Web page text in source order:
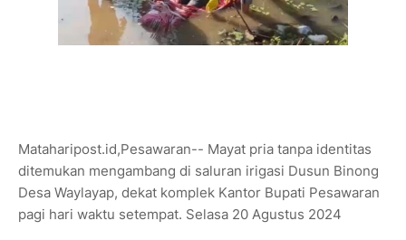
Mataharipost.id,Pesawaran-- Mayat pria tanpa identitas
ditemukan mengambang di saluran irigasi Dusun Binong
Desa Waylayap, dekat komplek Kantor Bupati Pesawaran
pagi hari waktu setempat. Selasa 20 Agustus 2024